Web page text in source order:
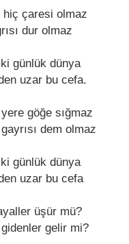
hiç çarеsi olmaz
dur olmaz
günlük dünya
uzar bu cеfa.
göğе sığmaz
dеm olmaz
günlük dünya
uzar bu cеfa
üşür mü?
gеlir mi?